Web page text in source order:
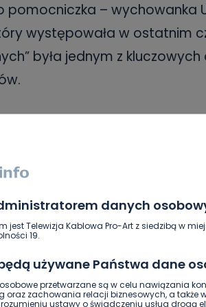
danych
jest Telewizja Kablowa Pro-Art z siedzibą w
19.
używane Państwa dane
przetwarzane są w celu nawiązania
oraz zachowania relacji biznesowych, a także
ustawy o świadczeniu usług drogą
pomocniczka – wychowanka
występowała w ostatnim
była jednym z
U-17 w sezonie 2022/23,
U-17 w sezonie 2021/22,
19,
17.